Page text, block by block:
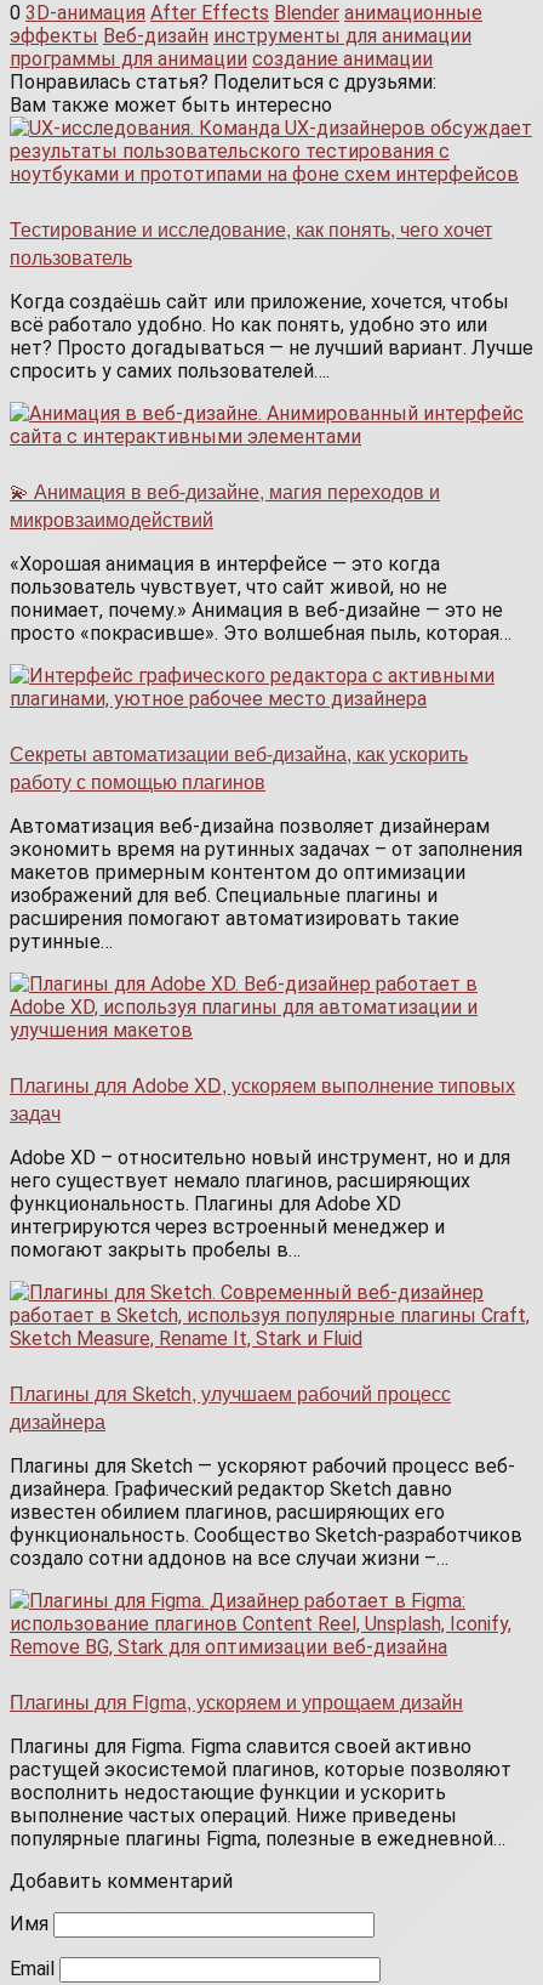
0 3D-анимация After Effects Blender анимационные
эффекты Веб-дизайн инструменты для анимации
программы для анимации создание анимации
Понравилась статья? Поделиться с друзьями:
Вам также может быть интересно
Тестирование и исследование, как понять, чего хочет
пользователь
Когда создаёшь сайт или приложение, хочется, чтобы
всё работало удобно. Но как понять, удобно это или
нет? Просто догадываться — не лучший вариант. Лучше
спросить у самих пользователей….
💫 Анимация в веб-дизайне, магия переходов и
микровзаимодействий
«Хорошая анимация в интерфейсе — это когда
пользователь чувствует, что сайт живой, но не
понимает, почему.» Анимация в веб-дизайне — это не
просто «покрасивше». Это волшебная пыль, которая…
Секреты автоматизации веб-дизайна, как ускорить
работу с помощью плагинов
Автоматизация веб-дизайна позволяет дизайнерам
экономить время на рутинных задачах – от заполнения
макетов примерным контентом до оптимизации
изображений для веб. Специальные плагины и
расширения помогают автоматизировать такие
рутинные…
Плагины для Adobe XD, ускоряем выполнение типовых
задач
Adobe XD – относительно новый инструмент, но и для
него существует немало плагинов, расширяющих
функциональность. Плагины для Adobe XD
интегрируются через встроенный менеджер и
помогают закрыть пробелы в…
Плагины для Sketch, улучшаем рабочий процесс
дизайнера
Плагины для Sketch — ускоряют рабочий процесс веб-
дизайнера. Графический редактор Sketch давно
известен обилием плагинов, расширяющих его
функциональность. Сообщество Sketch-разработчиков
создало сотни аддонов на все случаи жизни –…
Плагины для Figma, ускоряем и упрощаем дизайн
Плагины для Figma. Figma славится своей активно
растущей экосистемой плагинов, которые позволяют
восполнить недостающие функции и ускорить
выполнение частых операций. Ниже приведены
популярные плагины Figma, полезные в ежедневной…
Добавить комментарий
Имя
Email